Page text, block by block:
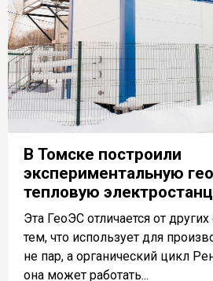
В Томске построили
экспериментальную
тепловую
Эта ГеоЭС отличается от
тем, что использует для
не пар, а органический цикл
она может работать...